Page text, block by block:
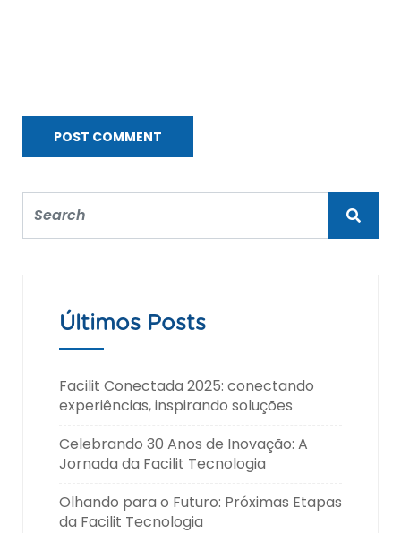
Últimos Posts
Facilit Conectada 2025: conectando
experiências, inspirando soluções
Celebrando 30 Anos de Inovação: A
Jornada da Facilit Tecnologia
Olhando para o Futuro: Próximas Etapas
da Facilit Tecnologia